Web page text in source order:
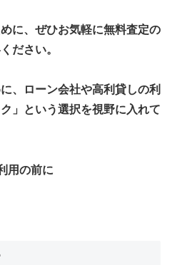
に、ぜひお気軽に無料査定の
ださい。
、ローン会社や高利貸しの利
」という選択を視野に入れて
用の前に